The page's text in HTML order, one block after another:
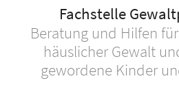
Fachstelle
Beratung und Hilfen
häuslicher Gewalt
gewordene Kinder